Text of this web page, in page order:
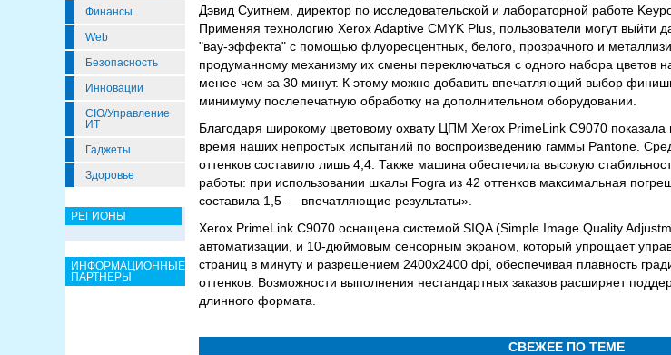
Финансы
Web
Безопасность
Инновации
CIO/Управление
ИТ
Гаджеты
Здоровье
РЕГИОНЫ
ИНФОРМАЦИОННЫЕ
ПАРТНЕРЫ
Дэвид Суитнем, директор по исследовательской и лабораторной работе
Применяя технологию Xerox Adaptive CMYK Plus, пользователи могут выйти
"вау-эффекта" с помощью флуоресцентных, белого, прозрачного и
продуманному механизму их смены переключаться с одного набора цветов
менее чем за 30 минут. К этому можно добавить впечатляющий выбор
минимуму послепечатную обработку на дополнительном оборудовании.
Благодаря широкому цветовому охвату ЦПМ Xerox PrimeLink C9070
время наших непростых испытаний по воспроизведению гаммы Pantone.
оттенков составило лишь 4,4. Также машина обеспечила высокую
работы: при использовании шкалы Fogra из 42 оттенков максимальная
составила 1,5 — впечатляющие результаты».
Xerox PrimeLink C9070 оснащена системой SIQA (Simple Image Quality
автоматизации, и 10-дюймовым сенсорным экраном, который упрощает
страниц в минуту и разрешением 2400x2400 dpi, обеспечивая плавность
оттенков. Возможности выполнения нестандартных заказов расширяет
длинного формата.
СВЕЖЕЕ ПО ТЕМЕ